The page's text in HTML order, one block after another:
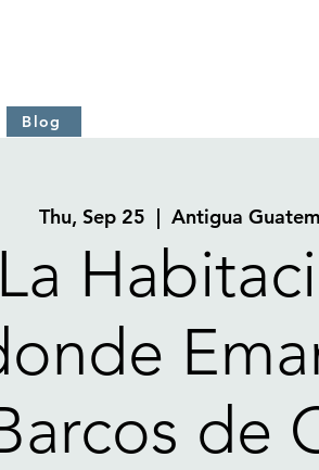
Blog
Thu, Sep 25
  |
Antigua
La
de